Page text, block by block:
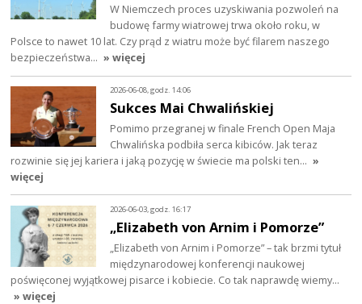
W Niemczech proces uzyskiwania pozwoleń na
budowę farmy wiatrowej trwa około roku, w
Polsce to nawet 10 lat. Czy prąd z wiatru może być filarem naszego
bezpieczeństwa… » więcej
2026-06-08, godz. 14:06
Sukces Mai Chwalińskiej
Pomimo przegranej w finale French Open Maja
Chwalińska podbiła serca kibiców. Jak teraz
rozwinie się jej kariera i jaką pozycję w świecie ma polski ten… »
więcej
2026-06-03, godz. 16:17
„Elizabeth von Arnim i Pomorze”
„Elizabeth von Arnim i Pomorze” – tak brzmi tytuł
międzynarodowej konferencji naukowej
poświęconej wyjątkowej pisarce i kobiecie. Co tak naprawdę wiemy…
» więcej